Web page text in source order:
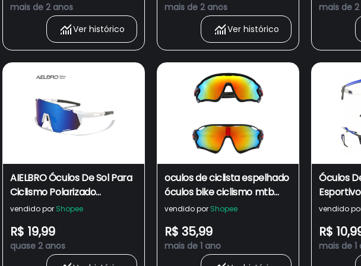
mais de 2 anos
Ver histórico
mais de 2 anos
Ver histórico
mais de
AIELBRO Óculos De Sol Para
Ciclismo Polarizado
Proteção UV MTB Bike Men
Racing
vendido por Shopee
R$ 19,99
quase 2 anos
oculos de ciclista espelhado
óculos bike ciclismo mtb
speed masculino feminino
areia beach tennis corrida
lente com proteção uv anti
vendido por Shopee
R$ 35,99
mais de 1 ano
Óculos
Para
Unissex
vendido
R$
mais de 1